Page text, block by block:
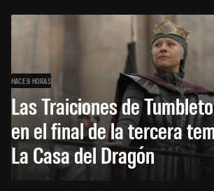
HACE 9 HORAS
Las Traiciones de
en el final de la tercera
La Casa del Dragón